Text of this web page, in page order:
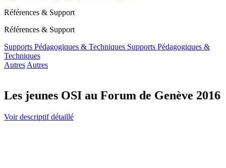
Références & Support
Références & Support
Supports Pédagogiques & Techniques Supports Pédagogiques &
Techniques
Autres Autres
Les jeunes OSI au Forum de Genève 2016
Voir descriptif détaillé